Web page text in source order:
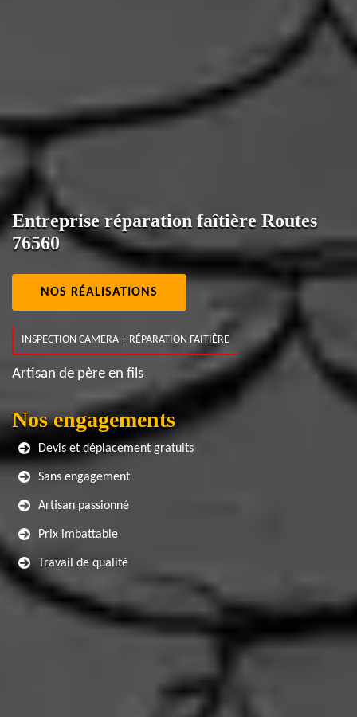
Entreprise réparation faîtière Routes
76560
NOS RÉALISATIONS
INSPECTION CAMERA + RÉPARATION FAITIÈRE
Artisan de père en fils
Nos engagements
Devis et déplacement gratuits
Sans engagement
Artisan passionné
Prix imbattable
Travail de qualité